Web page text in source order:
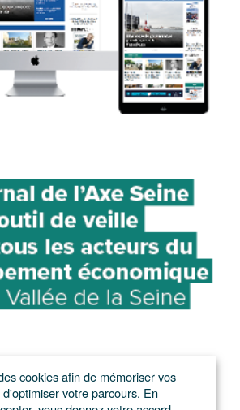
cookies afin de mémoriser vos
votre parcours. En